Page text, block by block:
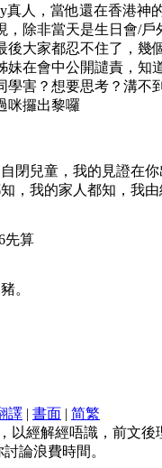
真人，當他還在香港
，除非當天是生日會/
後大家都忍不住了，幾
妹在會中公開譴責，
學害？想要思考？溝不
咪攞出黎囉
閉兒童，我的見證在
，我的家人都知，我
先算
。
譯 | 書面 | 简繁
以經解經唔識，前文
論浪費時間。